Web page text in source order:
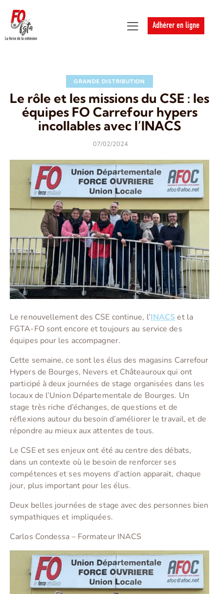
Adhérer en ligne
GRANDE DISTRIBUTION
Le rôle et les missions du CSE : les
équipes FO Carrefour hypers
incollables avec l’INACS
07/02/2024
Le renouvellement des CSE continue, l’INACSet la
FGTA-FO sont encore et toujours au service des
équipes pour les accompagner.
Cette semaine, ce sont les élus des magasins Carrefour
Hypers de Bourges, Nevers et Châteauroux qui ont
participé à deux journées de stage organisées dans les
locaux de l’Union Départementale de Bourges. Un
stage très riche d’échanges, de questions et de
réflexions autour du besoin d’améliorer le travail, et de
répondre au mieux aux attentes de tous.
Le CSE et ses enjeux ont été au centre des débats,
dans un contexte où le besoin de renforcer ses
compétences et ses moyens d’action apparait, chaque
jour, plus important pour les élus.
Deux belles journées de stage avec des personnes bien
sympathiques et impliquées.
Carlos Condessa – Formateur INACS